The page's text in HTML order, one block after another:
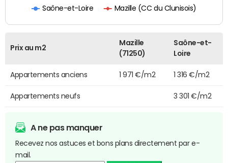
Saône-et-Loire Mazille (CC du Clunisois)
Prix au m2
Mazille
(71250)
Saône-et-
Loire
Appartements anciens 1 971 €/m2 1 316 €/m2
Appartements neufs 3 301 €/m2
A ne pas manquer
Recevez nos astuces et bons plans directement par e-
mail.